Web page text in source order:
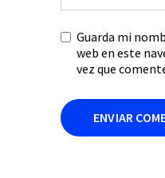
Guarda mi
web en este
vez que